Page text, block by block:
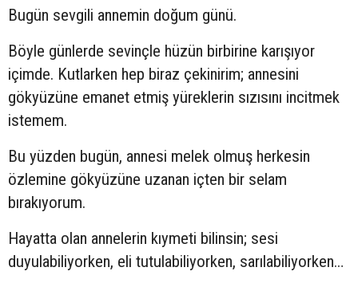
Bugün sevgili annemin doğum günü.
Böyle günlerde sevinçle hüzün birbirine karışıyor
içimde. Kutlarken hep biraz çekinirim; annesini
gökyüzüne emanet etmiş yüreklerin sızısını incitmek
istemem.
Bu yüzden bugün, annesi melek olmuş herkesin
özlemine gökyüzüne uzanan içten bir selam
bırakıyorum.
Hayatta olan annelerin kıymeti bilinsin; sesi
duyulabiliyorken, eli tutulabiliyorken, sarılabiliyorken…